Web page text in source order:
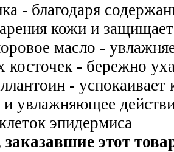
- благодаря
кожи и
масло -
косточек - бережно
-
увлажняющее
эпидермиса
этот